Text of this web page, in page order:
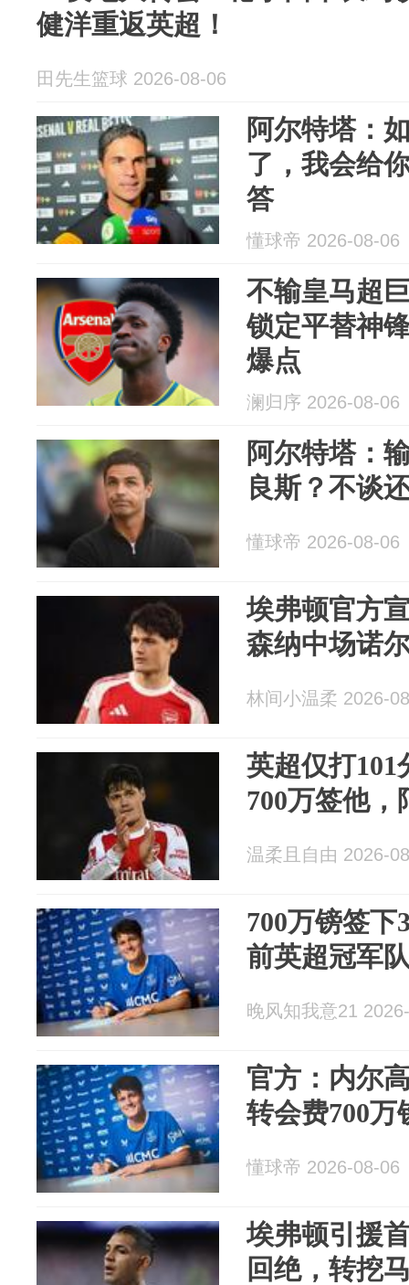
健洋重返英超！
田先生篮球 2026-08-06
阿尔特塔：
了，我会给
答
懂球帝 2026-08-06
不输皇马超
锁定平替神
爆点
澜归序 2026-08-06
阿尔特塔：
良斯？不谈
懂球帝 2026-08-06
埃弗顿官方
森纳中场诺
林间小温柔 2026-
英超仅打101
700万签他
温柔且自由 2026-
700万镑签下
前英超冠军
晚风知我意21
官方：内尔
转会费700万
懂球帝 2026-08-06
埃弗顿引援
回绝，转挖